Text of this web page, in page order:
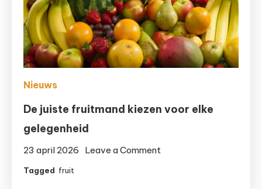
Nieuws
De juiste fruitmand kiezen voor elke
gelegenheid
23 april 2026 Leave a Comment
Tagged fruit